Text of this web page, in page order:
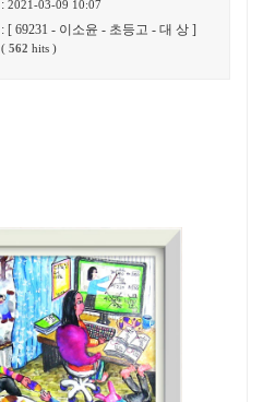
: 2021-03-09 10:07
: [ 69231 - 이소윤 - 초등고 - 대 상 ]
( 562 hits )